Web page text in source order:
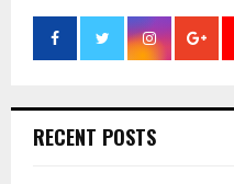
RECENT POSTS